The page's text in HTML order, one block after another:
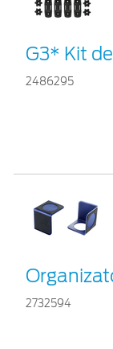
G3* Kit
2486295
2732594